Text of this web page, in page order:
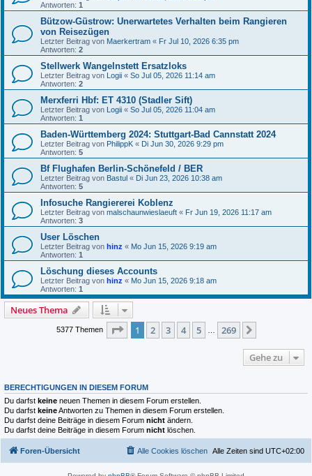
Antworten: 1
Bützow-Güstrow: Unerwartetes Verhalten beim Rangieren
von Reisezügen
Letzter Beitrag von Maerkertram « Fr Jul 10, 2026 6:35 pm
Antworten: 2
Stellwerk Wangelnstett Ersatzloks
Letzter Beitrag von Logii « So Jul 05, 2026 11:14 am
Antworten: 2
Merxferri Hbf: ET 4310 (Stadler Sift)
Letzter Beitrag von Logii « So Jul 05, 2026 11:04 am
Antworten: 1
Baden-Württemberg 2024: Stuttgart-Bad Cannstatt 2024
Letzter Beitrag von PhilippK « Di Jun 30, 2026 9:29 pm
Antworten: 5
Bf Flughafen Berlin-Schönefeld / BER
Letzter Beitrag von Bastul « Di Jun 23, 2026 10:38 am
Antworten: 5
Infosuche Rangiererei Koblenz
Letzter Beitrag von malschaunwieslaeuft « Fr Jun 19, 2026 11:17 am
Antworten: 3
User Löschen
Letzter Beitrag von hinz « Mo Jun 15, 2026 9:19 am
Antworten: 1
Löschung dieses Accounts
Letzter Beitrag von hinz « Mo Jun 15, 2026 9:18 am
Antworten: 1
Neues Thema
5377 Themen Seite 1von 269
1 2 3 4 5 269
Gehe zu
BERECHTIGUNGEN IN DIESEM FORUM
Du darfst keine neuen Themen in diesem Forum erstellen.
Du darfst keineAntworten zu Themen in diesem Forum erstellen.
Du darfst deine Beiträge in diesem Forum nicht ändern.
Du darfst deine Beiträge in diesem Forum nicht löschen.
Foren-Übersicht Alle Zeiten sind UTC+02:00
Alle Cookies löschen